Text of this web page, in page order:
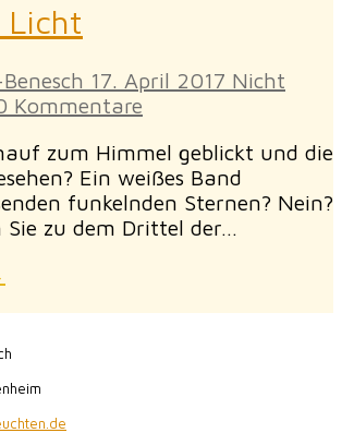
Licht
17. April 2017 Nicht
Kommentare
zum Himmel geblickt und die
Ein weißes Band
funkelnden Sternen? Nein?
Sie zu dem Drittel der…